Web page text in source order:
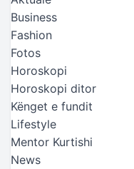
Business
Fashion
Fotos
Horoskopi
Horoskopi ditor
Kënget e fundit
Lifestyle
Mentor Kurtishi
News